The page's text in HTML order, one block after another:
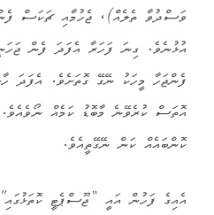
ވަސްދުވާ ތެލެއް)، ޖެހުމާއި ޗަކަސް
އުޅުނެވެ. ގިނަ ފަހަރާ އެފަދަ ފެން
ފެންޖަހާ މީހަކު ނޭގޭ ގޮތަށެވެ. އެފަދަ
އޮތަސް ކުރެވޭނެ މާބޮޑު ކަމެއް
ކޮންބައެއް ކަން ނޭގޭތީއެވެ.
އެއިގެ ފަހުން އައީ “ޖޫސްޕެޓީ